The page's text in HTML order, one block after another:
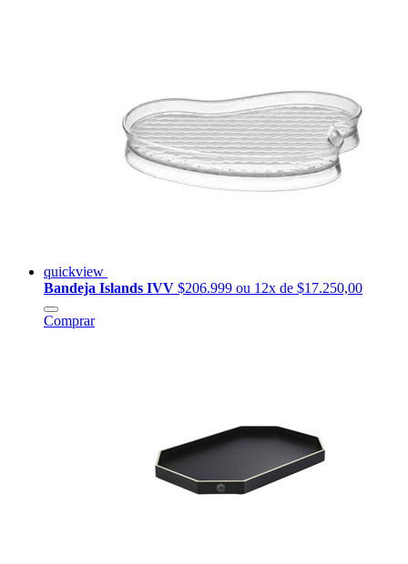
quickview
Bandeja Islands IVV $206.999 ou 12x de $17.250,00
Comprar